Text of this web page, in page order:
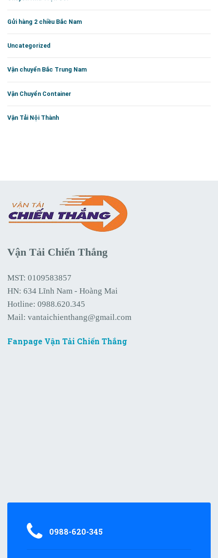
Gửi hàng 2 chiều Bắc Nam
Uncategorized
Vận chuyển Bắc Trung Nam
Vận Chuyển Container
Vận Tải Nội Thành
Vận Tải Chiến Thắng
MST: 0109583857
HN: 634 Lĩnh Nam - Hoàng Mai
Hotline: 0988.620.345
Mail: vantaichienthang@gmail.com
Fanpage Vận Tải Chiến Thắng
0988-620-345